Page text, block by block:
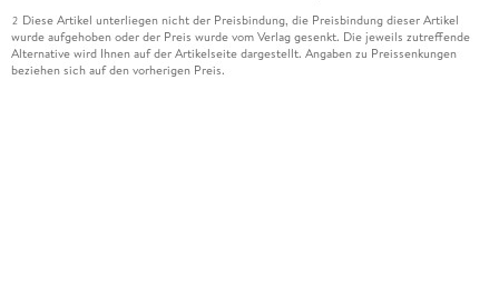
2 Diese Artikel unterliegen nicht der Preisbindung, die Preisbindung dieser Artikel
wurde aufgehoben oder der Preis wurde vom Verlag gesenkt. Die jeweils zutreffende
Alternative wird Ihnen auf der Artikelseite dargestellt. Angaben zu Preissenkungen
beziehen sich auf den vorherigen Preis.